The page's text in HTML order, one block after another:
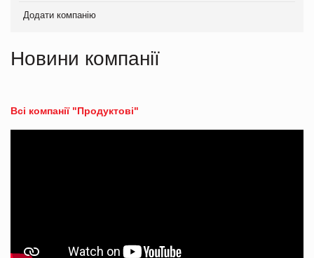
Додати компанію
Новини компанії
Всі компанії "Продуктові"